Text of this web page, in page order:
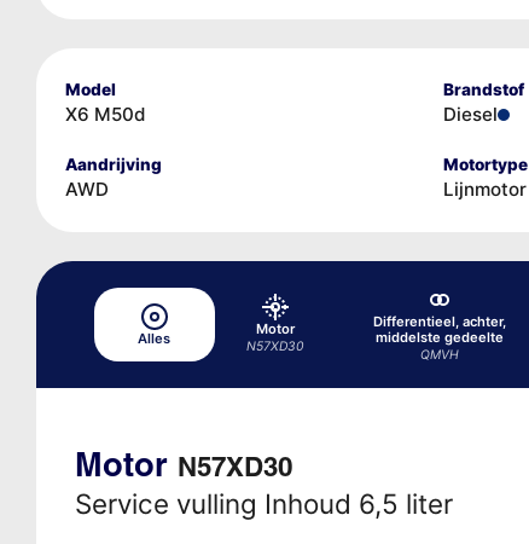
Model
X6 M50d
Brandstof
Diesel
Aandrijving
AWD
Motortype
Lijnmotor
Alles
Motor
N57XD30
Differentieel, achter,
middelste gedeelte
QMVH
Motor N57XD30
Service vulling Inhoud 6,5 liter